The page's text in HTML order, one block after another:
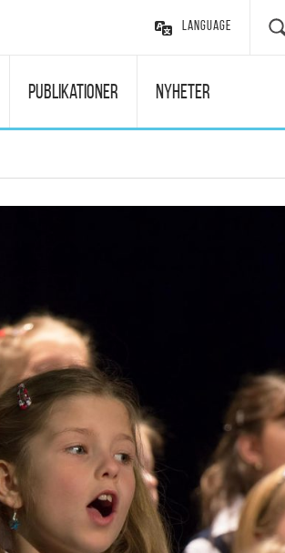
Language
Publikationer Nyheter